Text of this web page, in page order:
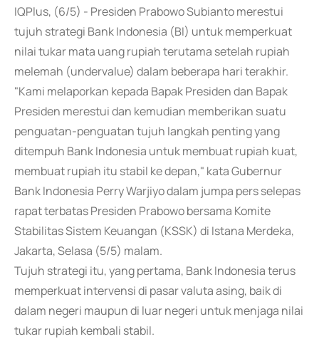
IQPlus, (6/5) - Presiden Prabowo Subianto merestui
tujuh strategi Bank Indonesia (BI) untuk memperkuat
nilai tukar mata uang rupiah terutama setelah rupiah
melemah (undervalue) dalam beberapa hari terakhir.
"Kami melaporkan kepada Bapak Presiden dan Bapak
Presiden merestui dan kemudian memberikan suatu
penguatan-penguatan tujuh langkah penting yang
ditempuh Bank Indonesia untuk membuat rupiah kuat,
membuat rupiah itu stabil ke depan," kata Gubernur
Bank Indonesia Perry Warjiyo dalam jumpa pers selepas
rapat terbatas Presiden Prabowo bersama Komite
Stabilitas Sistem Keuangan (KSSK) di Istana Merdeka,
Jakarta, Selasa (5/5) malam.
Tujuh strategi itu, yang pertama, Bank Indonesia terus
memperkuat intervensi di pasar valuta asing, baik di
dalam negeri maupun di luar negeri untuk menjaga nilai
tukar rupiah kembali stabil.